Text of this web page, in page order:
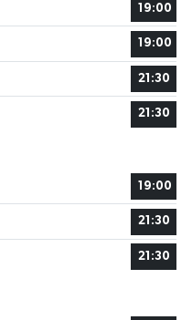
19:00
19:00
21:30
21:30
19:00
21:30
21:30